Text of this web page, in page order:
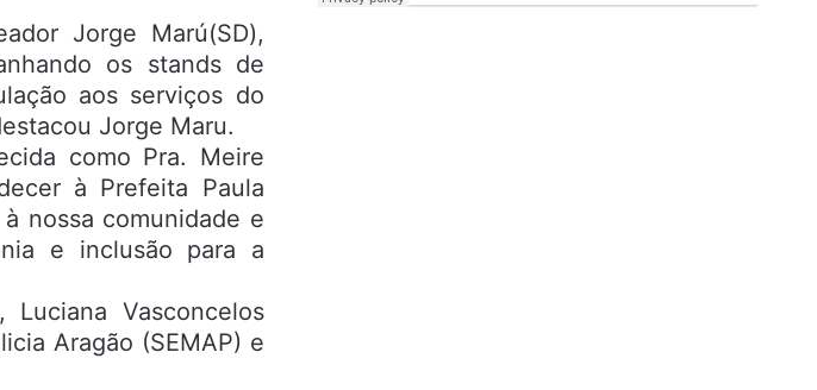
Jorge Marú(SD),
os stands de
aos serviços do
Jorge Maru.
como Pra. Meire
à Prefeita Paula
nossa comunidade e
e inclusão para a
Luciana Vasconcelos
Aragão (SEMAP) e